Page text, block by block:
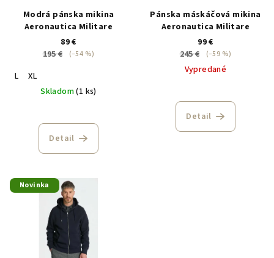
Modrá pánska mikina
Aeronautica Militare
89 €
195 €
(–54 %)
L
XL
Skladom(1 ks)
Detail
Pánska máskáčová mikina
Aeronautica Militare
99 €
245 €
(–59 %)
Vypredané
Detail
Novinka